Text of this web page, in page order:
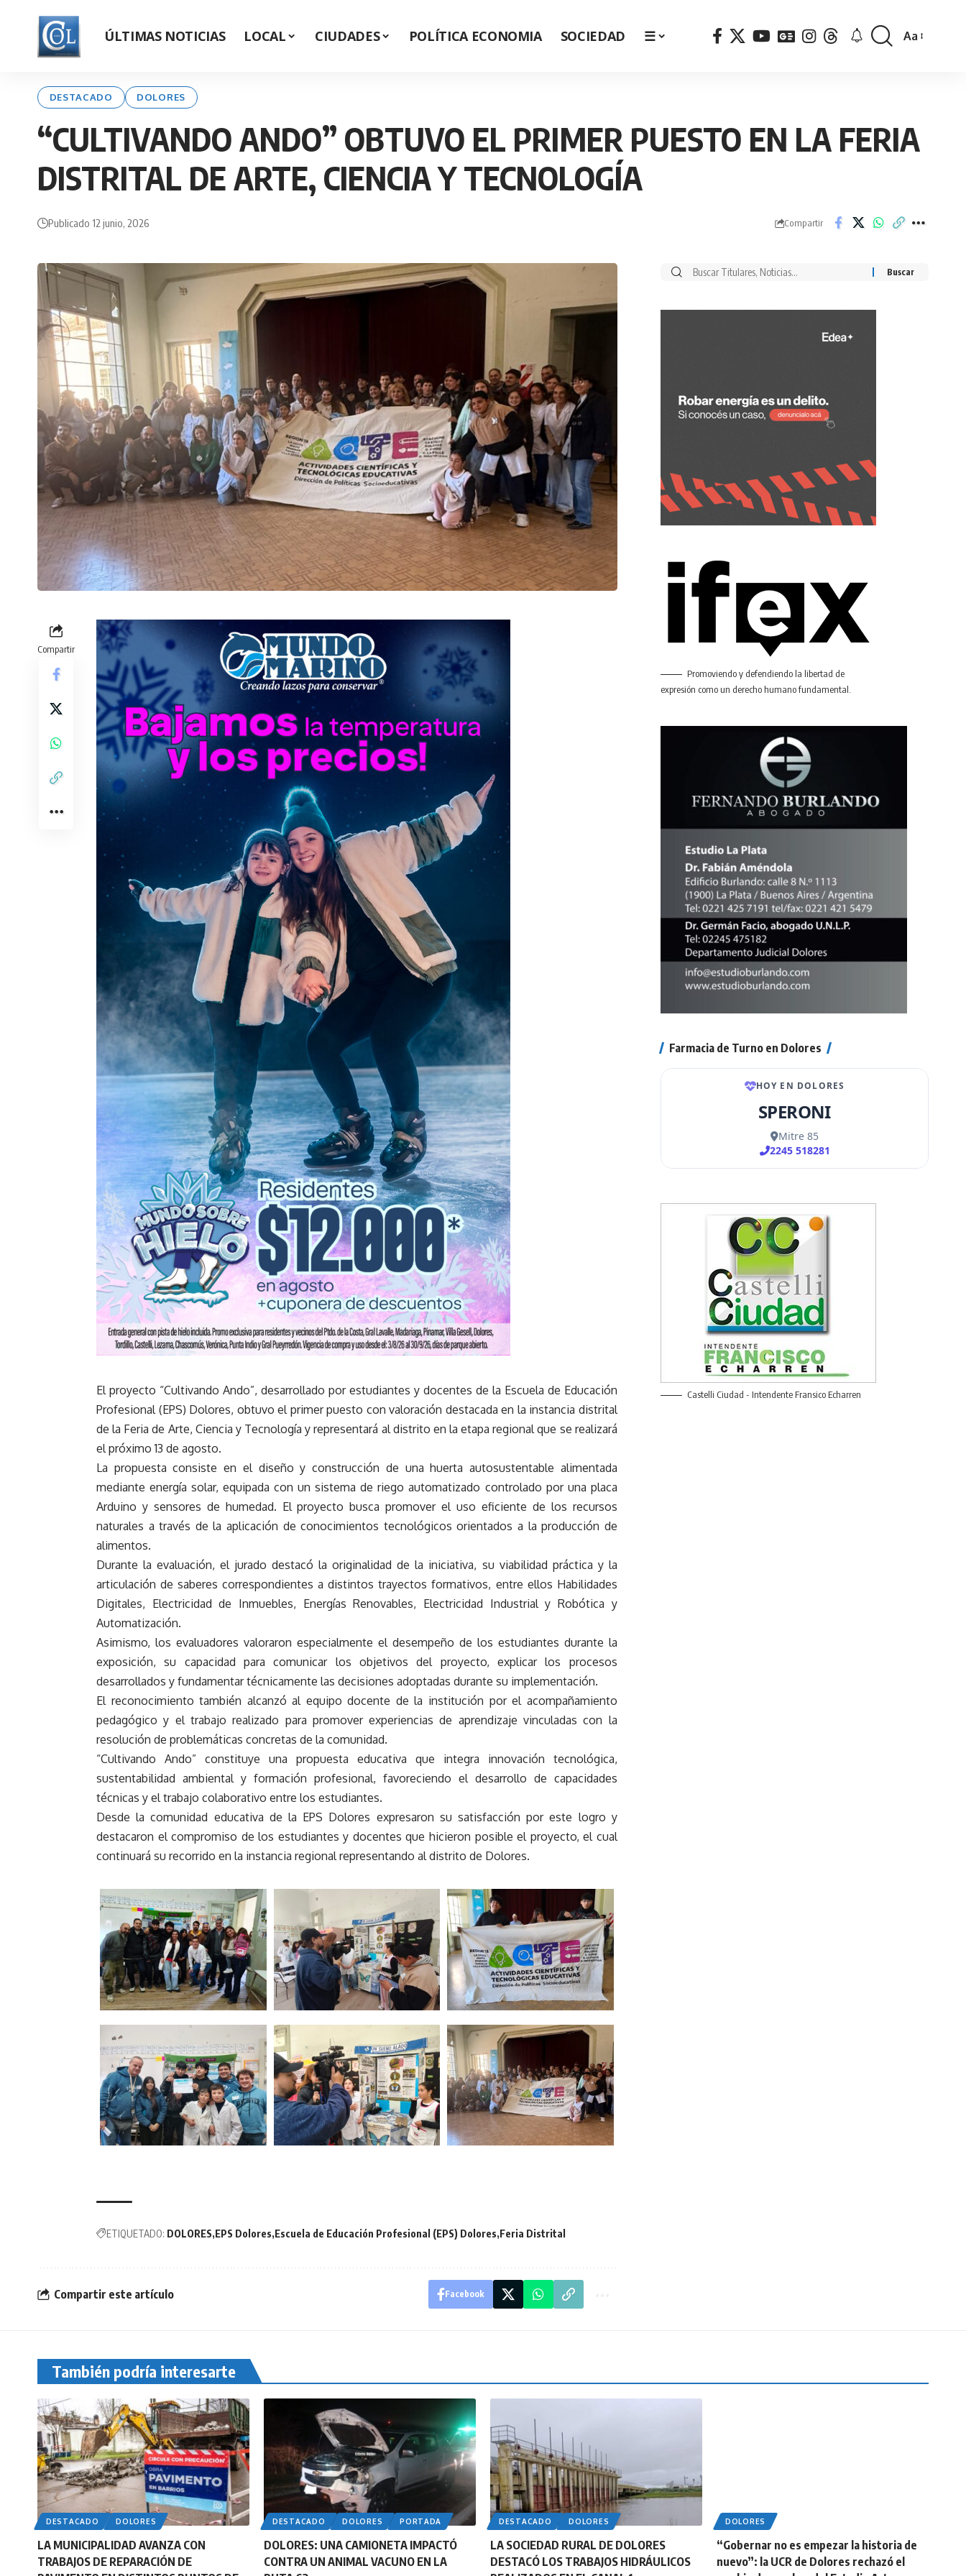
ÚLTIMAS NOTICIAS LOCAL CIUDADES POLÍTICA ECONOMIA SOCIEDAD ☰
Font
Aa
DESTACADO DOLORES
“CULTIVANDO ANDO” OBTUVO EL PRIMER PUESTO EN LA FERIA
DISTRITAL DE ARTE, CIENCIA Y TECNOLOGÍA
Publicado 12 junio, 2026 Compartir
Compartir
El proyecto “Cultivando Ando”, desarrollado por estudiantes y docentes de la Escuela de Educación
Profesional (EPS) Dolores, obtuvo el primer puesto con valoración destacada en la instancia distrital
de la Feria de Arte, Ciencia y Tecnología y representará al distrito en la etapa regional que se realizará
el próximo 13 de agosto.
La propuesta consiste en el diseño y construcción de una huerta autosustentable alimentada
mediante energía solar, equipada con un sistema de riego automatizado controlado por una placa
Arduino y sensores de humedad. El proyecto busca promover el uso eficiente de los recursos
naturales a través de la aplicación de conocimientos tecnológicos orientados a la producción de
alimentos.
Durante la evaluación, el jurado destacó la originalidad de la iniciativa, su viabilidad práctica y la
articulación de saberes correspondientes a distintos trayectos formativos, entre ellos Habilidades
Digitales, Electricidad de Inmuebles, Energías Renovables, Electricidad Industrial y Robótica y
Automatización.
Asimismo, los evaluadores valoraron especialmente el desempeño de los estudiantes durante la
exposición, su capacidad para comunicar los objetivos del proyecto, explicar los procesos
desarrollados y fundamentar técnicamente las decisiones adoptadas durante su implementación.
El reconocimiento también alcanzó al equipo docente de la institución por el acompañamiento
pedagógico y el trabajo realizado para promover experiencias de aprendizaje vinculadas con la
resolución de problemáticas concretas de la comunidad.
“Cultivando Ando” constituye una propuesta educativa que integra innovación tecnológica,
sustentabilidad ambiental y formación profesional, favoreciendo el desarrollo de capacidades
técnicas y el trabajo colaborativo entre los estudiantes.
Desde la comunidad educativa de la EPS Dolores expresaron su satisfacción por este logro y
destacaron el compromiso de los estudiantes y docentes que hicieron posible el proyecto, el cual
continuará su recorrido en la instancia regional representando al distrito de Dolores.
ETIQUETADO: DOLORES EPS Dolores Escuela de Educación Profesional (EPS) Dolores Feria Distrital
Compartir este artículo Facebook
Buscar
Promoviendo y defendiendo la libertad de
expresión como un derecho humano fundamental.
Farmacia de Turno en Dolores
Castelli Ciudad - Intendente Fransico Echarren
También podría interesarte
DESTACADO DOLORES
LA MUNICIPALIDAD AVANZA CON
TRABAJOS DE REPARACIÓN DE
DESTACADO DOLORES PORTADA
DOLORES: UNA CAMIONETA IMPACTÓ
CONTRA UN ANIMAL VACUNO EN LA
DESTACADO DOLORES
LA SOCIEDAD RURAL DE DOLORES
DESTACÓ LOS TRABAJOS HIDRÁULICOS
DOLORES
“Gobernar no es empezar la historia de
nuevo”: la UCR de Dolores rechazó el